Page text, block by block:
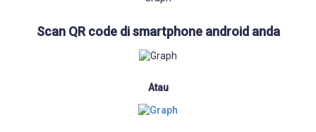
Scan QR code di smartphone android anda
Atau